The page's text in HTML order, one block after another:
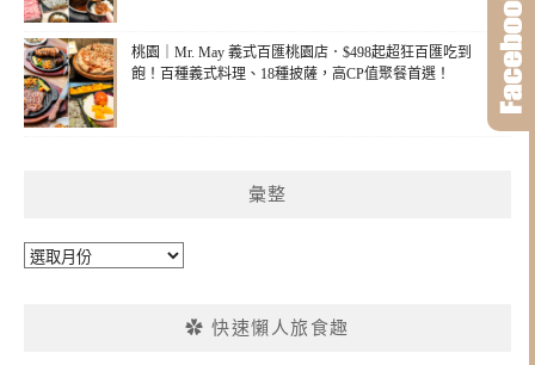
桃園｜Mr. May 義式百匯桃園店．$498起超狂百匯吃到
飽！百種義式料理、18種披薩，高CP值聚餐首選！
彙整
彙
✿ 快速懶人旅食趣